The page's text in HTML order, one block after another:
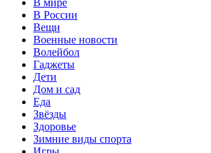
В России
Вещи
Военные новости
Волейбол
Гаджеты
Дети
Дом и сад
Еда
Звёзды
Здоровье
Зимние виды спорта